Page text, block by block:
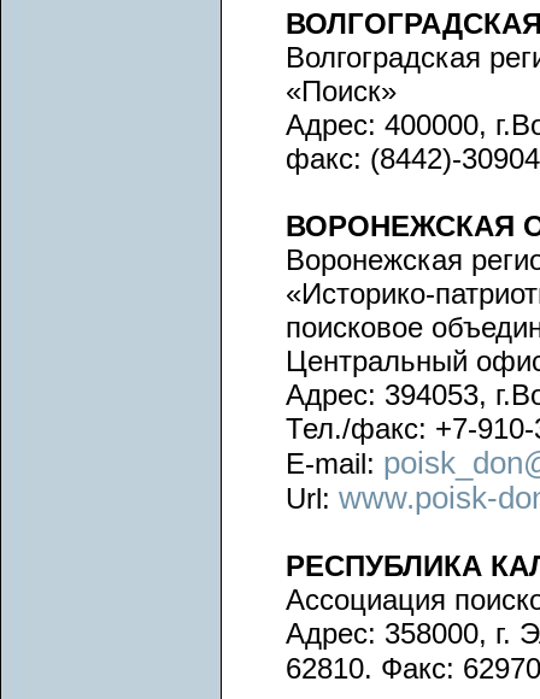
Волгоградская
«Поиск»
Адрес: 400000,
факс: (8442)-
ВОРОНЕЖСКАЯ
Воронежская
«Историко-
поисковое
Центральный
Адрес: 394053,
Тел./факс: +7-910-
E-mail:
Url: www.poisk-
РЕСПУБЛИКА
Ассоциация
Адрес: 358000, г.
62810. Факс: